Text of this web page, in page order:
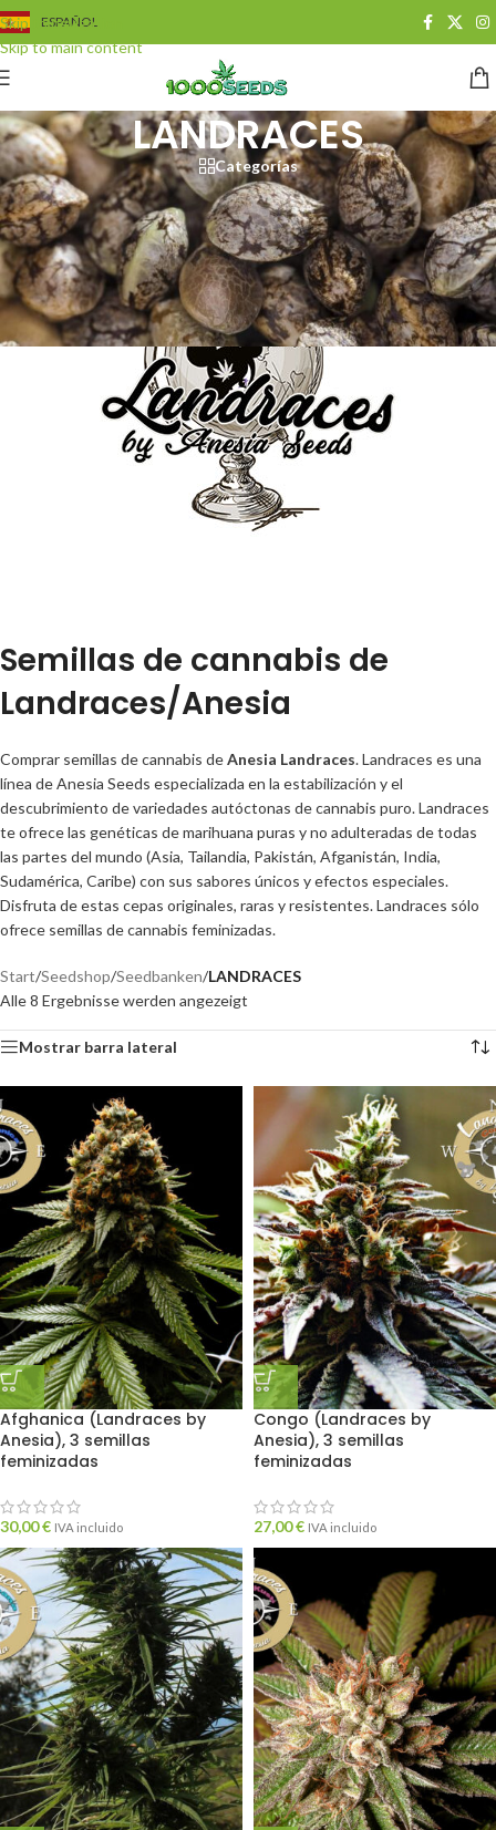
Skip to navigation
Skip to main content
ESPAÑOL
LANDRACES
Categorías
Semillas de cannabis de
Landraces/Anesia
Comprar semillas de cannabis deAnesia Landraces. Landraces es una
línea de Anesia Seeds especializada en la estabilización y el
descubrimiento de variedades autóctonas de cannabis puro. Landraces
te ofrece las genéticas de marihuana puras y no adulteradas de todas
las partes del mundo (Asia, Tailandia, Pakistán, Afganistán, India,
Sudamérica, Caribe) con sus sabores únicos y efectos especiales.
Disfruta de estas cepas originales, raras y resistentes. Landraces sólo
ofrece semillas de cannabis feminizadas.
Start/Seedshop/Seedbanken/LANDRACES
Alle 8 Ergebnisse werden angezeigt
Mostrar barra lateral
Afghanica (Landraces by
Anesia), 3 semillas
feminizadas
30,00€ IVA incluido
Congo (Landraces by
Anesia), 3 semillas
feminizadas
27,00€ IVA incluido